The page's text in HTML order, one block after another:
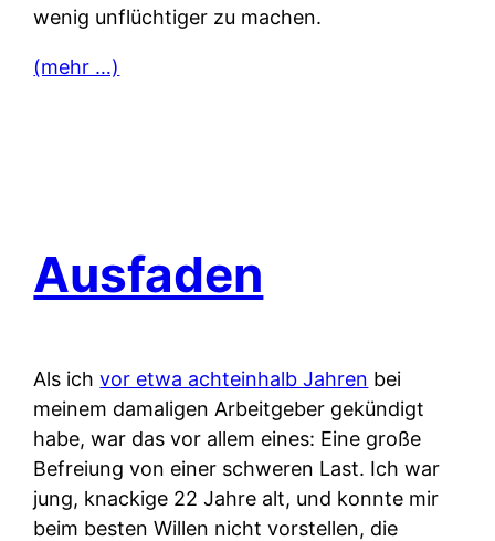
wenig unflüchtiger zu machen.
(mehr …)
Ausfaden
Als ichvor etwa achteinhalb Jahren bei
meinem damaligen Arbeitgeber gekündigt
habe, war das vor allem eines: Eine große
Befreiung von einer schweren Last. Ich war
jung, knackige 22 Jahre alt, und konnte mir
beim besten Willen nicht vorstellen, die